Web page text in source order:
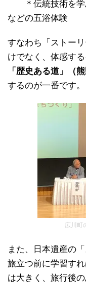
＊伝統技術を学
などの五浴体験
すなわち「ストー
けでなく、体感す
「歴史ある道」（熊
するのが一番です。
広川町
また、日本遺産の
旅立つ前に学習す
は大きく、旅行後